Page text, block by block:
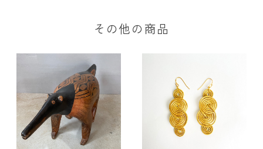
その他の商品